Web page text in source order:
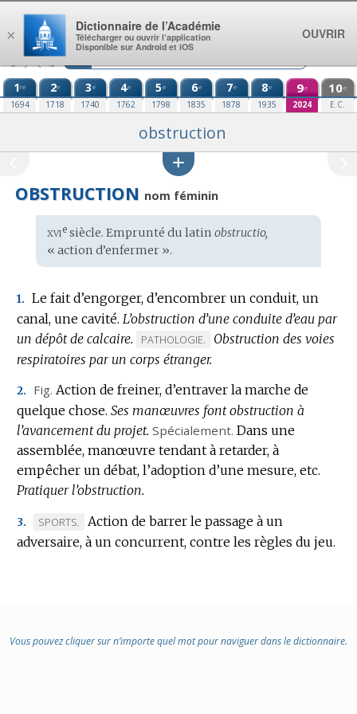
Aller au contenu
1re
1694
2e
1718
3e
1740
4e
1762
5e
1798
6e
1835
7e
1878
8e
1935
9e
2024
10e
E.C.
obstruction
OBSTRUCTION nom féminin
Étymologie
:
xviesiècle. Emprunté du latin obstructio,
« action d’enfermer ».
1. Le fait d’engorger, d’encombrer un conduit, un
canal, une cavité. L’obstruction d’une conduite d’eau par
un dépôt de calcaire.
MARQUE
DE
:
PATHOLOGIE.
Obstruction des voies
respiratoires par un corps étranger.
2. Fig. Action de freiner, d’entraver la marche de
quelque chose. Ses manœuvres font obstruction à
l’avancement du projet. Spécialement. Dans une
assemblée, manœuvre tendant à retarder, à
empêcher un débat, l’adoption d’une mesure, etc.
Pratiquer l’obstruction.
3.
MARQUE
DE
SPORTS.
Action de barrer le passage à un
adversaire, à un concurrent, contre les règles du jeu.
Vous pouvez cliquer sur n’importe quel mot pour naviguer dans le dictionnaire.
×
Dictionnaire de l’Académie
Télécharger ou ouvrir l’application
Disponible sur Android et iOS
OUVRIR